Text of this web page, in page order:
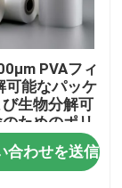
PVAフィ
可能なパッケ
生物分解可
ためのポリ
コールフィ
合わせを送信